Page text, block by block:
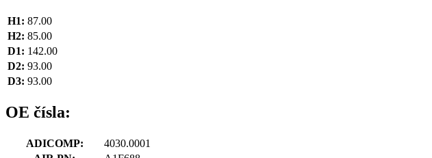
H1: 87.00
H2: 85.00
D1: 142.00
D2: 93.00
D3: 93.00
OE čísla:
ADICOMP:
4030.0001